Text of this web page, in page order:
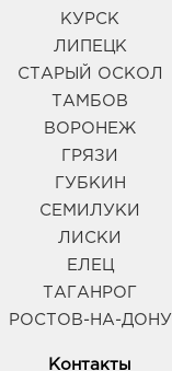
КУРСК
ЛИПЕЦК
СТАРЫЙ ОСКОЛ
ТАМБОВ
ВОРОНЕЖ
ГРЯЗИ
ГУБКИН
СЕМИЛУКИ
ЛИСКИ
ЕЛЕЦ
ТАГАНРОГ
РОСТОВ-НА-ДОНУ
Контакты